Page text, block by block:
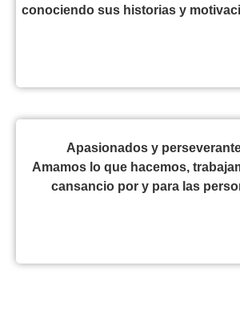
conociendo sus historias y
Apasionados y
Amamos lo que hacemos,
cansancio por y para las